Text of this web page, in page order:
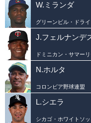
W.ミランダ
グリーンビル・ドラ
J.フェルナンデ
ドミニカン・サマー
N.ホルタ
コロンビア野球連盟
L.シエラ
シカゴ・ホワイトソッ